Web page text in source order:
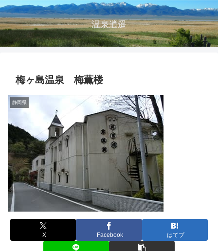
温泉逍遥
梅ヶ島温泉 梅薫楼
静岡県
X Facebook はてブ